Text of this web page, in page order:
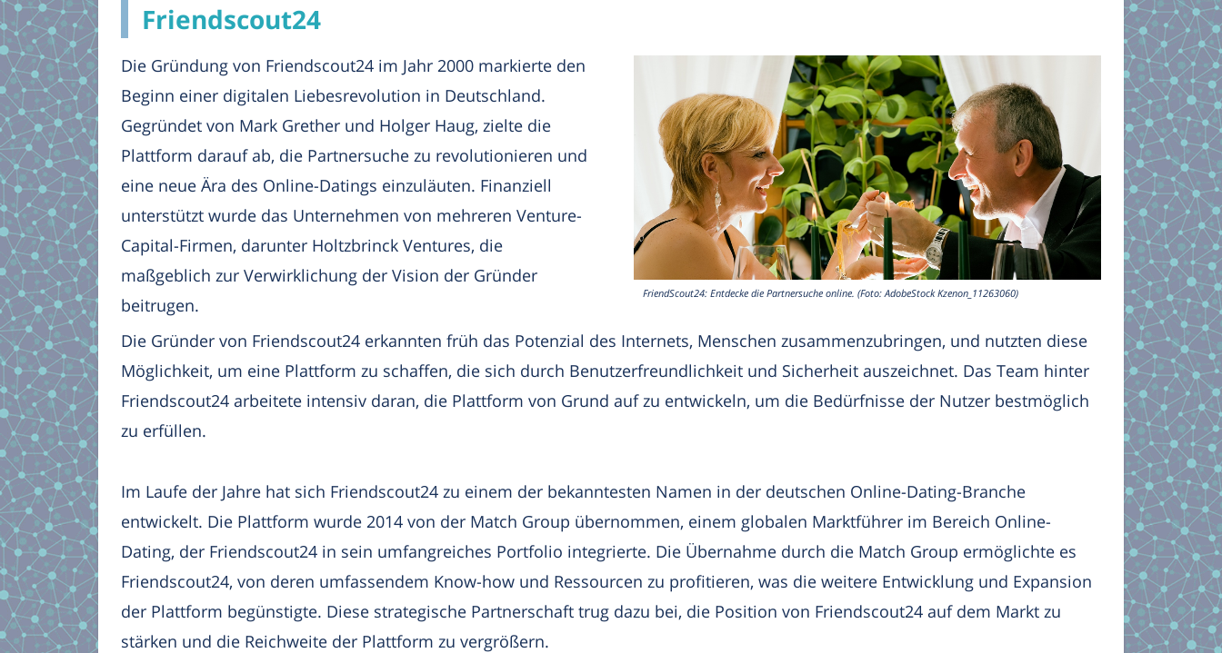
Friendscout24
Die Gründung von Friendscout24 im Jahr 2000 markierte den
Beginn einer digitalen Liebesrevolution in Deutschland.
Gegründet von Mark Grether und Holger Haug, zielte die
Plattform darauf ab, die Partnersuche zu revolutionieren und
eine neue Ära des Online-Datings einzuläuten. Finanziell
unterstützt wurde das Unternehmen von mehreren Venture-
Capital-Firmen, darunter Holtzbrinck Ventures, die
maßgeblich zur Verwirklichung der Vision der Gründer
beitrugen.
FriendScout24: Entdecke die Partnersuche online. (Foto: AdobeStock Kzenon_11263060)
Die Gründer von Friendscout24 erkannten früh das Potenzial des Internets, Menschen zusammenzubringen, und nutzten diese
Möglichkeit, um eine Plattform zu schaffen, die sich durch Benutzerfreundlichkeit und Sicherheit auszeichnet. Das Team hinter
Friendscout24 arbeitete intensiv daran, die Plattform von Grund auf zu entwickeln, um die Bedürfnisse der Nutzer bestmöglich
zu erfüllen.
Im Laufe der Jahre hat sich Friendscout24 zu einem der bekanntesten Namen in der deutschen Online-Dating-Branche
entwickelt. Die Plattform wurde 2014 von der Match Group übernommen, einem globalen Marktführer im Bereich Online-
Dating, der Friendscout24 in sein umfangreiches Portfolio integrierte. Die Übernahme durch die Match Group ermöglichte es
Friendscout24, von deren umfassendem Know-how und Ressourcen zu profitieren, was die weitere Entwicklung und Expansion
der Plattform begünstigte. Diese strategische Partnerschaft trug dazu bei, die Position von Friendscout24 auf dem Markt zu
stärken und die Reichweite der Plattform zu vergrößern.